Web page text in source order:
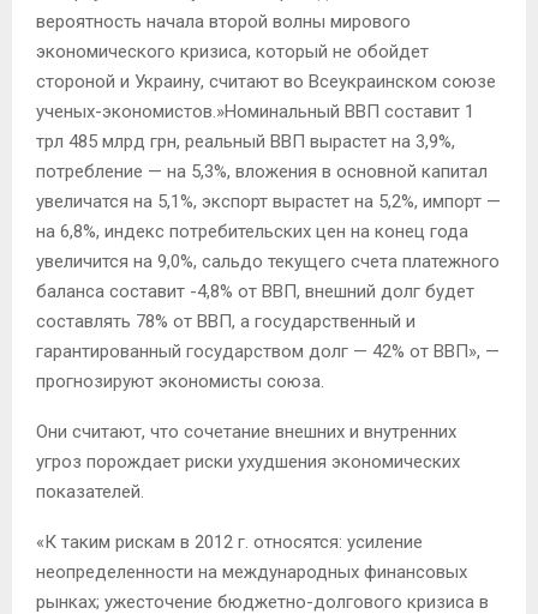
вероятность начала второй волны мирового
экономического кризиса, который не обойдет
стороной и Украину, считают во Всеукраинском союзе
ученых-экономистов.»Номинальный ВВП составит 1
трл 485 млрд грн, реальный ВВП вырастет на 3,9%,
потребление — на 5,3%, вложения в основной капитал
увеличатся на 5,1%, экспорт вырастет на 5,2%, импорт —
на 6,8%, индекс потребительских цен на конец года
увеличится на 9,0%, сальдо текущего счета платежного
баланса составит -4,8% от ВВП, внешний долг будет
составлять 78% от ВВП, а государственный и
гарантированный государством долг — 42% от ВВП», —
прогнозируют экономисты союза.
Они считают, что сочетание внешних и внутренних
угроз порождает риски ухудшения экономических
показателей.
«К таким рискам в 2012 г. относятся: усиление
неопределенности на международных финансовых
рынках; ужесточение бюджетно-долгового кризиса в